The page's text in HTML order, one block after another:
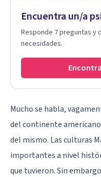
Encuentra un/a
Responde 7 preguntas y
necesidades.
Mucho se habla,
del continente
del mismo. Las culturas
importantes a nivel
que tuvieron. Sin